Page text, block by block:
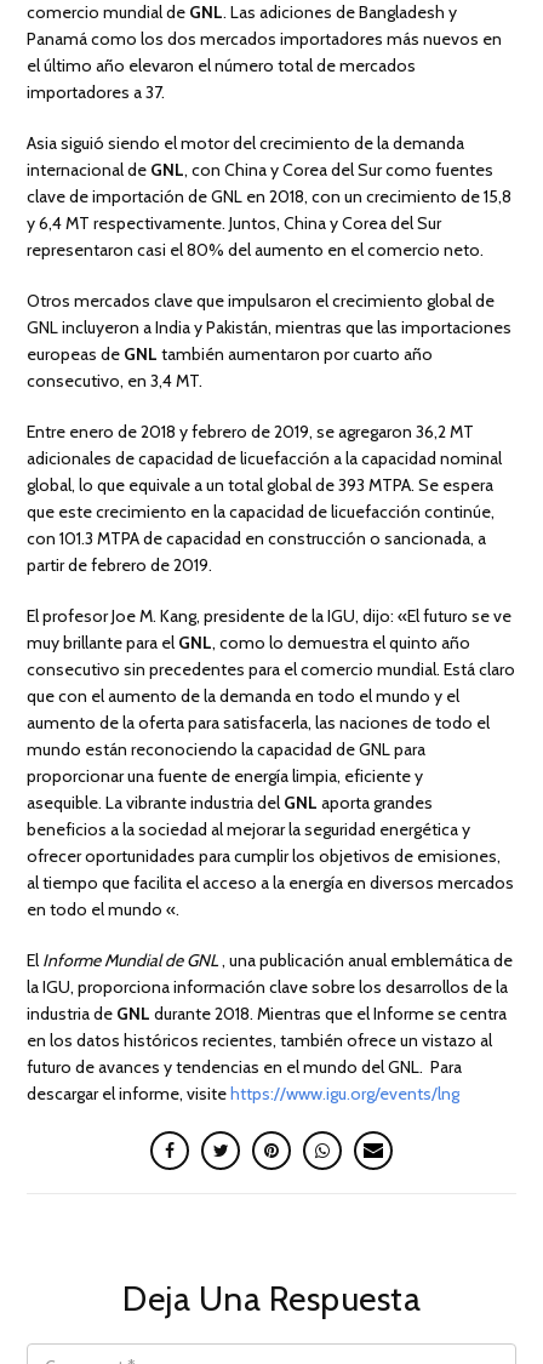
comercio mundial de GNL. Las adiciones de Bangladesh y
Panamá como los dos mercados importadores más nuevos en
el último año elevaron el número total de mercados
importadores a 37.
Asia siguió siendo el motor del crecimiento de la demanda
internacional de GNL, con China y Corea del Sur como fuentes
clave de importación de GNL en 2018, con un crecimiento de 15,8
y 6,4 MT respectivamente. Juntos, China y Corea del Sur
representaron casi el 80% del aumento en el comercio neto.
Otros mercados clave que impulsaron el crecimiento global de
GNL incluyeron a India y Pakistán, mientras que las importaciones
europeas de GNL también aumentaron por cuarto año
consecutivo, en 3,4 MT.
Entre enero de 2018 y febrero de 2019, se agregaron 36,2 MT
adicionales de capacidad de licuefacción a la capacidad nominal
global, lo que equivale a un total global de 393 MTPA. Se espera
que este crecimiento en la capacidad de licuefacción continúe,
con 101.3 MTPA de capacidad en construcción o sancionada, a
partir de febrero de 2019.
El profesor Joe M. Kang, presidente de la IGU, dijo: «El futuro se ve
muy brillante para el GNL, como lo demuestra el quinto año
consecutivo sin precedentes para el comercio mundial. Está claro
que con el aumento de la demanda en todo el mundo y el
aumento de la oferta para satisfacerla, las naciones de todo el
mundo están reconociendo la capacidad de GNL para
proporcionar una fuente de energía limpia, eficiente y
asequible. La vibrante industria del GNL aporta grandes
beneficios a la sociedad al mejorar la seguridad energética y
ofrecer oportunidades para cumplir los objetivos de emisiones,
al tiempo que facilita el acceso a la energía en diversos mercados
en todo el mundo «.
El Informe Mundial de GNL, una publicación anual emblemática de
la IGU, proporciona información clave sobre los desarrollos de la
industria de GNL durante 2018. Mientras que el Informe se centra
en los datos históricos recientes, también ofrece un vistazo al
futuro de avances y tendencias en el mundo del GNL. Para
descargar el informe, visitehttps://www.igu.org/events/lng
Deja Una Respuesta
COMMENT